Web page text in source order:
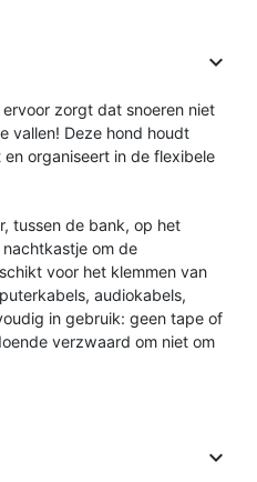

zorgt dat snoeren niet
vallen! Deze hond houdt
organiseert in de flexibele
tussen de bank, op het
om de
voor het klemmen van
audiokabels,
in gebruik: geen tape of
verzwaard om niet om
